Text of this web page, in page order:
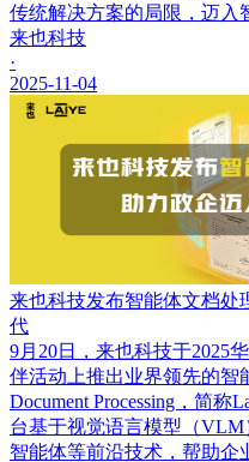
传统解决方案的局限，迈入
来也科技
·
2025-11-04
来也科技发布智能体文档处
代
9月20日，来也科技于
伴活动上推出业界领先的智
Document Processing，简
台基于视觉语言模型（
智能体等前沿技术，帮助企